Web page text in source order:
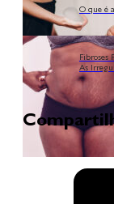
O que é
Fibroses
As